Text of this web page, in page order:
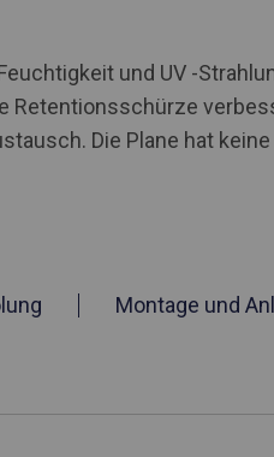
und UV -
Retentionsschürze
Die Plane hat keine
Montage und